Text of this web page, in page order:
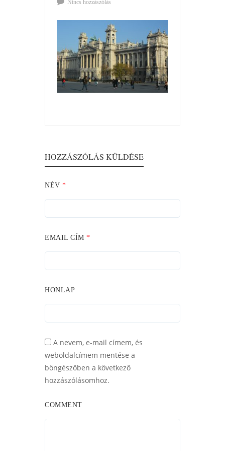
Nincs hozzászólás
HOZZÁSZÓLÁS KÜLDÉSE
NÉV *
EMAIL CÍM *
HONLAP
A nevem, e-mail címem, és
weboldalcímem mentése a
böngészőben a következő
hozzászólásomhoz.
COMMENT